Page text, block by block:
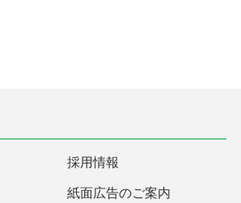
採用情報
紙面広告のご案内